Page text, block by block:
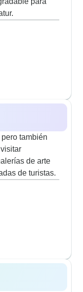
también
de arte
de turistas.